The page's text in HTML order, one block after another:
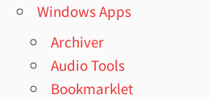
Windows Apps
Archiver
Audio Tools
Bookmarklet